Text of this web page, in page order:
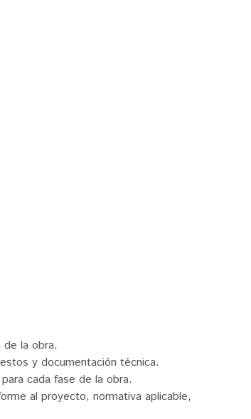
de la obra.
y documentación técnica.
cada fase de la obra.
al proyecto, normativa aplicable,